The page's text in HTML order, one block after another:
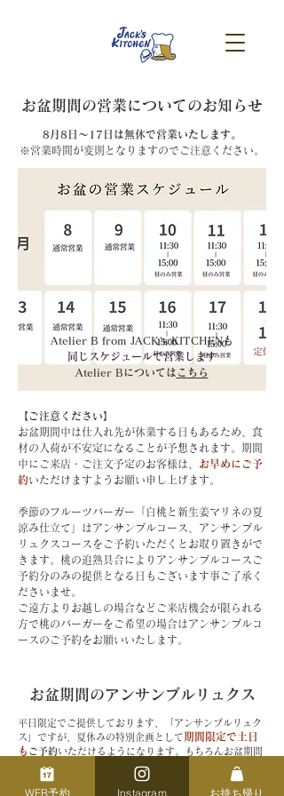
​お盆期間の営業についてのお知らせ
8月8日～17日は無休で営業いたします。
※営業時間が変則となりますのでご注意ください。
Atelier B from JACK's KITCHENも
同じスケジュールで営業します
Atelier Bについては こちら
【ご注意ください】
​お盆期間中は仕入れ先が休業する日もあるため、食
材の入荷が不安定になることが予想されます。期間
中にご来店・ご注文予定のお客様は、 お早めにご予
約いただけますようお願い申し上げます。
季節のフルーツバーガー「白桃と新生姜マリネの夏
涼み仕立て」はアンサンブルコース、アンサンブル
リュクスコースをご予約いただくとお取り置きがで
きます。桃の追熟具合によりアンサンブルコースご
予約分のみの提供となる日もございます事ご了承く
ださいませ。
ご遠方よりお越しの場合などご来店機会が限られる
方で桃のバーガーをご希望の場合はアンサンブルコ
ースのご予約をお願いいたします。
​お盆期間のアンサンブルリュクス
平日限定でご提供しております、「アンサンブルリュク
ス」ですが、夏休みの特別企画として期間限定で土日
も ご予約いただけるようになります。もちろんお盆期間
もご予約可能です。
大切な方との特別なひとときや、いつもより少し贅沢な
夏の集まりに、ぜひご利用ください。
WEB予約 Instagram お持ち帰り